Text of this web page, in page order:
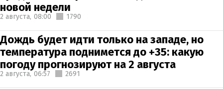
новой недели
2 августа, 08:00 1790
Дождь будет идти только на западе, но
температура поднимется до +35: какую
погоду прогнозируют на 2 августа
2 августа, 06:57 2691